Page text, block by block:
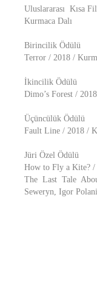
Uluslararası Kısa
Kurmaca Dalı
Birincilik Ödülü
Terror / 2018 /
İkincilik Ödülü
Dimo’s Forest /
Üçüncülük Ödülü
Fault Line / 2018 /
Jüri Özel Ödülü
How to Fly a Kite? /
The Last Tale
Seweryn, Igor